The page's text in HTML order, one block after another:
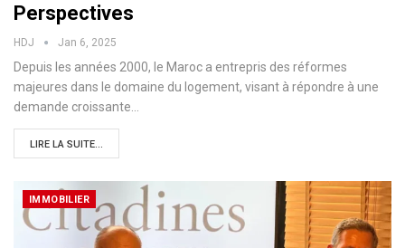
Perspectives
HDJ Jan 6, 2025
Depuis les années 2000, le Maroc a entrepris des réformes
majeures dans le domaine du logement, visant à répondre à une
demande croissante…
LIRE LA SUITE...
IMMOBILIER